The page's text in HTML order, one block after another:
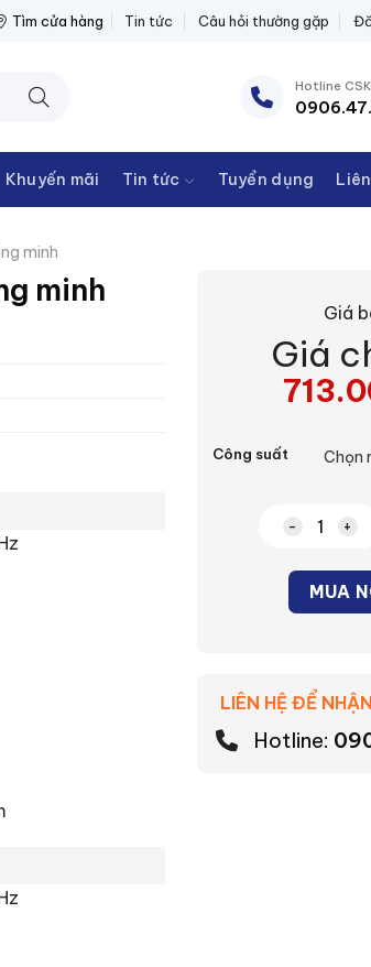
THIẾT BỊ ĐIỆN THANH CHÂU
Tìm cửa hàng Tin tức Câu hỏi thường gặp
Hotline
Khuyến mãi Tin tức Tuyển dụng
minh
minh
Giá
Giá
Công suất
Công tắc
MUA
LIÊN HỆ ĐỂ
Hotline: